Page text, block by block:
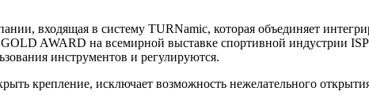
входящая в систему TURNamic, которая объединяет
AWARD на всемирной выставке спортивной индустрии
инструментов и регулируются.
крепление, исключает возможность нежелательного